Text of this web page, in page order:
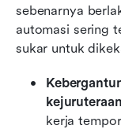
sebenarnya
automasi sering
sukar untuk
kerja